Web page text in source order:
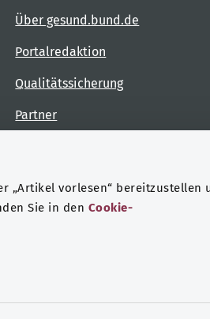
„Artikel vorlesen“ bereitzustellen
Sie in den Cookie-
Über gesund.bund.de
Portalredaktion
Qualitätssicherung
Partner